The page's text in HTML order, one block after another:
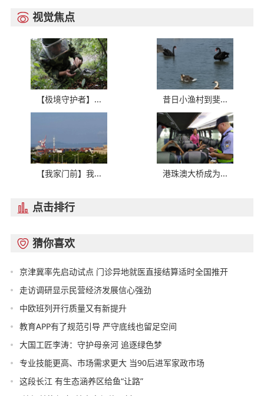
 视觉焦点
【极境守护者】... 昔日小渔村到斐...
【我家门前】我... 港珠澳大桥成为...
 点击排行
 猜你喜欢
京津冀率先启动试点 门诊异地就医直接结算适时全国推开
走访调研显示民营经济发展信心强劲
中欧班列开行质量又有新提升
教育APP有了规范引导 严守底线也留足空间
大国工匠李涛：守护母亲河 追逐绿色梦
专业技能更高、市场需求更大 当90后进军家政市场
这段长江 有生态涵养区给鱼“让路”